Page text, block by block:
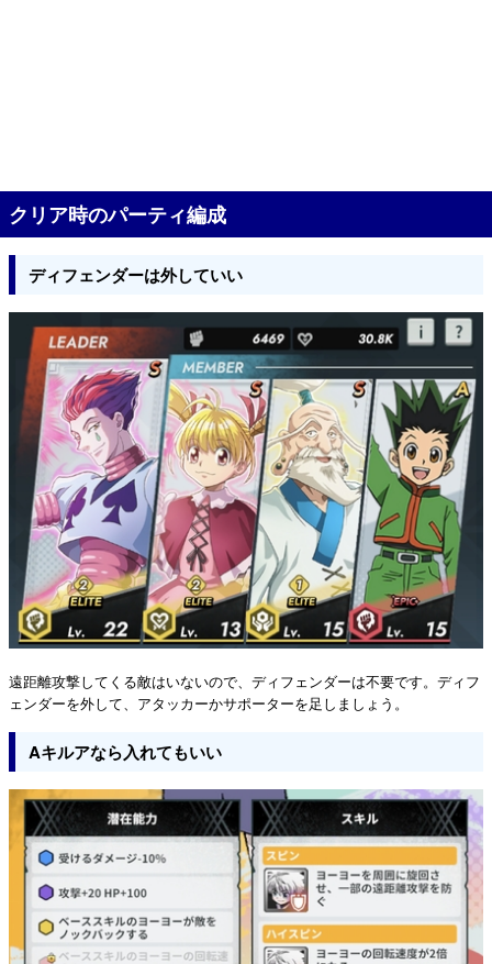
クリア時のパーティ編成
ディフェンダーは外していい
遠距離攻撃してくる敵はいないので、ディフェンダーは不要です。ディフ
ェンダーを外して、アタッカーかサポーターを足しましょう。
Aキルアなら入れてもいい